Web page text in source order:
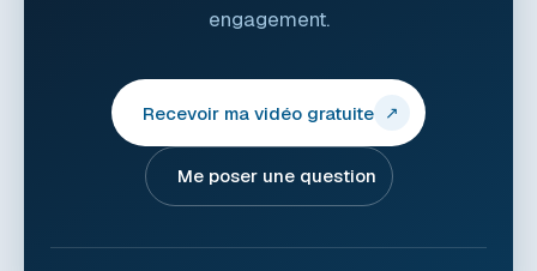
engagement.
Recevoir ma vidéo gratuite ↗
Me poser une question